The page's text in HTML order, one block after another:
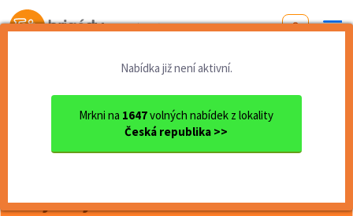
Od první brigády
Nabídka již není aktivní.
Mrkni na 1647volných nabídek z lokality
Česká republika >>
Plzeňský kraj
okres Plzeň - sever
Nýřany
Brigádník (m/ž) - Vybalován...
Brigádník (m/ž) -
- Nýřany